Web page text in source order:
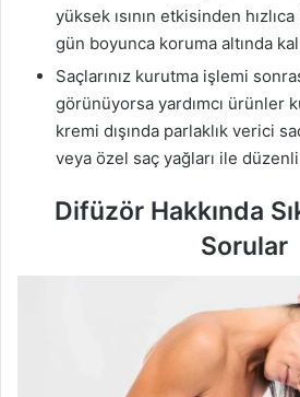
yüksek ısının etkisinden
gün boyunca koruma altında
Saçlarınız kurutma işlemi
görünüyorsa yardımcı ürünler
kremi dışında parlaklık verici
veya özel saç yağları ile
Difüzör Hakkında
Sorular